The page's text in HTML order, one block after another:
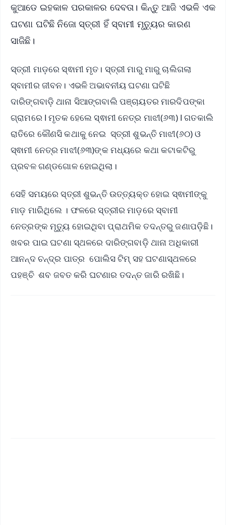
କୁଆଡେ ଇହକାଳ ପରକାଳର ଦେବତା। କିନ୍ତୁ ଆଜି ଏଭଳି ଏକ
ଘଟଣା ଘଟିଛି ନିଜୋ ସ୍ତ୍ରୀ ହିଁ ସ୍ବାମୀ ମୃତ୍ୟୁର କାରଣ
ସାଜିଛି।
ସ୍ତ୍ରୀ ମାଡ଼ରେ ସ୍ଵାମୀ ମୃତ। ସ୍ତ୍ରୀ ମାରୁ ମାରୁ ଚାଲିଗଲା
ସ୍ବାମୀର ଜୀବନ। ଏଭଳି ଅଭାବନୀୟ ଘଟଣା ଘଟିଛି
ଦାରିଙ୍ଗବାଡ଼ି ଥାନା ସିଆଙ୍ଗବାଲି ପଞ୍ଚାୟତର ମାରଦିପଙ୍କା
ଗ୍ରାମରେ l ମୃତକ ହେଲେ ସ୍ଵାମୀ ନେତ୍ର ମାଝୀ(୬୩) l ଗତକାଲି
ରାତିରେ କୌଣସି କଥାକୁ ନେଇ ସ୍ତ୍ରୀ ଶୁଭନ୍ତି ମାଝୀ(୬୦) ଓ
ସ୍ଵାମୀ ନେତ୍ର ମାଝୀ(୬୩)ଙ୍କ ମଧ୍ୟରେ କଥା କଟାକଟିରୁ
ପ୍ରବଳ ଗଣ୍ଡଗୋଳ ହୋଇଥିଲା।
ସେହି ସମୟରେ ସ୍ତ୍ରୀ ଶୁଭନ୍ତି ଉତ୍ତ୍ୟକ୍ତ ହୋଇ ସ୍ଵାମୀଙ୍କୁ
ମାଡ଼ ମାରିଥିଲେ । ଫଳରେ ସ୍ତ୍ରୀର ମାଡ଼ରେ ସ୍ବାମୀ
ନେତ୍ରଙ୍କ ମୃତ୍ୟୁ ହୋଇଥିବା ପ୍ରାଥମିକ ତଦନ୍ତରୁ ଜଣାପଡ଼ିଛି।
ଖବର ପାଇ ଘଟଣା ସ୍ଥଳରେ ଦାରିଙ୍ଗବାଡ଼ି ଥାନା ଅଧିକାରୀ
ଆନନ୍ଦ ଚନ୍ଦ୍ର ପାତ୍ର ପୋଲିସ ଟିମ୍ ସହ ଘଟଣାସ୍ଥଳରେ
ପହଞ୍ଚି ଶବ ଜବତ କରି ଘଟଣାର ତଦନ୍ତ ଜାରି ରଖିଛି।